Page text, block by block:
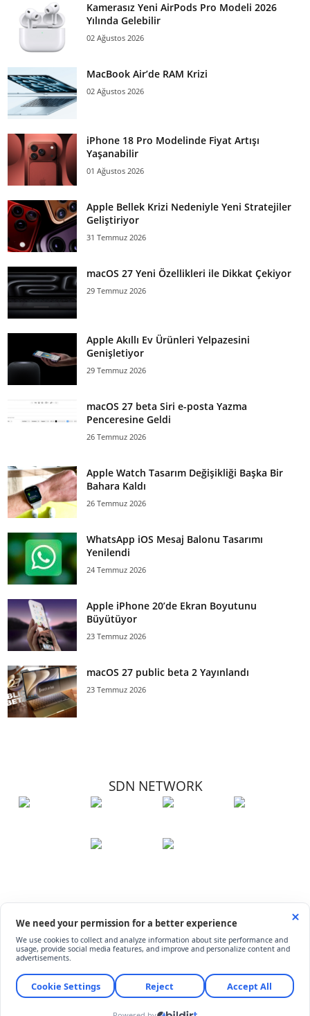
Kamerasız Yeni AirPods Pro Modeli 2026
Yılında Gelebilir
02 Ağustos 2026
MacBook Air’de RAM Krizi
02 Ağustos 2026
iPhone 18 Pro Modelinde Fiyat Artışı
Yaşanabilir
01 Ağustos 2026
Apple Bellek Krizi Nedeniyle Yeni Stratejiler
Geliştiriyor
31 Temmuz 2026
macOS 27 Yeni Özellikleri ile Dikkat Çekiyor
29 Temmuz 2026
Apple Akıllı Ev Ürünleri Yelpazesini
Genişletiyor
29 Temmuz 2026
macOS 27 beta Siri e-posta Yazma
Penceresine Geldi
26 Temmuz 2026
Apple Watch Tasarım Değişikliği Başka Bir
Bahara Kaldı
26 Temmuz 2026
WhatsApp iOS Mesaj Balonu Tasarımı
Yenilendi
24 Temmuz 2026
Apple iPhone 20’de Ekran Boyutunu
Büyütüyor
23 Temmuz 2026
macOS 27 public beta 2 Yayınlandı
23 Temmuz 2026
SDN NETWORK
© ShiftDelete.Net